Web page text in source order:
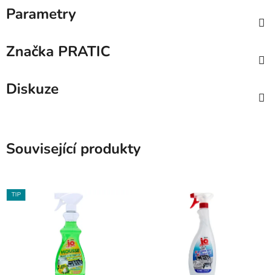
Parametry
Značka PRATIC
Diskuze
Související produkty
TIP